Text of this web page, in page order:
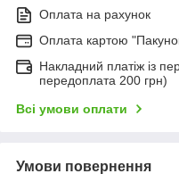
Оплата на рахунок
Оплата картою
Накладний платіж із
передоплата 200 грн)
Всі умови оплати
Умови повернення